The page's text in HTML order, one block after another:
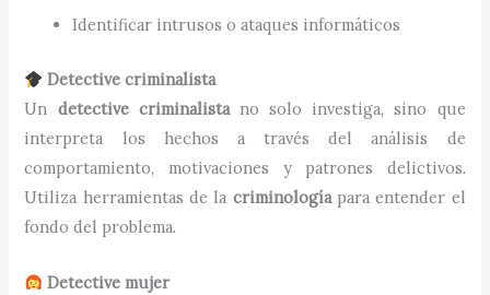
Identificar intrusos o ataques informáticos
Detective criminalista
Un detective criminalistano solo investiga, sino que
interpreta los hechos a través del análisis de
comportamiento, motivaciones y patrones delictivos.
Utiliza herramientas de la criminologíapara entender el
fondo del problema.
Detective mujer